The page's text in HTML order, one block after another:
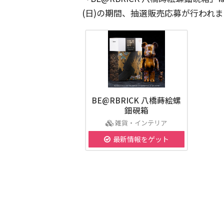
(日)の期間、抽選販売応募が行われ
BE@RBRICK 八橋蒔絵螺
鈿硯箱
雑貨・インテリア
最新情報をゲット